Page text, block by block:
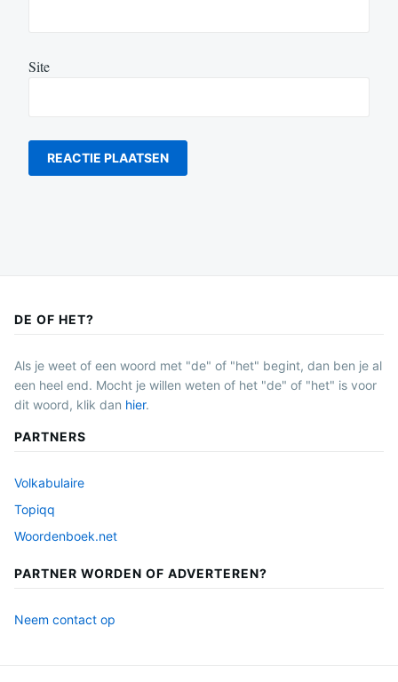
Site
DE OF HET?
Als je weet of een woord met "de" of "het" begint, dan ben je al
een heel end. Mocht je willen weten of het "de" of "het" is voor
dit woord, klik dan hier.
PARTNERS
Volkabulaire
Topiqq
Woordenboek.net
PARTNER WORDEN OF ADVERTEREN?
Neem contact op